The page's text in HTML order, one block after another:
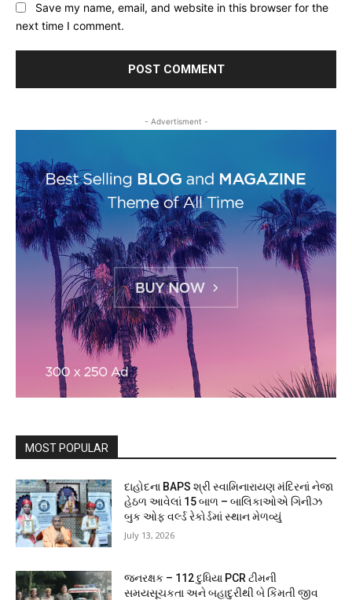
Save my name, email, and website in this browser for the
next time I comment.
- Advertisment -
MOST POPULAR
દાહોદના BAPS શ્રી સ્વામિનારાયણ મંદિરનાં નેજા
હેઠળ આવેલાં 15 બાળ – બાલિકાઓએ ગિનીઝ
બુક ઓફ વર્લ્ડ રેકોર્ડમાં સ્થાન મેળવ્યું
July 13, 2026
જનરક્ષક – 112 દુધિયા PCR ટીમની
સમયસૂચકતા અને બહાદુરીથી બે કિંમતી જીવ